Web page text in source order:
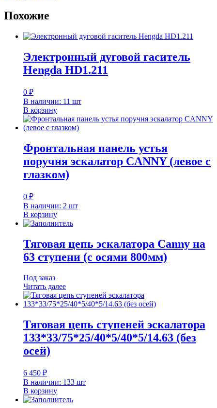
Похожие
Электронный дуговой гаситель
Hengda HD1.211
0 ₽
В наличии: 11 шт
В корзину
Фронтальная панель устья
поручня эскалатор CANNY (левое с
глазком)
0 ₽
В наличии: 2 шт
В корзину
Тяговая цепь эскалатора Canny на
63 ступени (с осями 800мм)
Под заказ
Читать далее
Тяговая цепь ступеней эскалатора
133*33/75*25/40*5/40*5/14.63 (без
осей)
6 450 ₽
В наличии: 133 шт
В корзину